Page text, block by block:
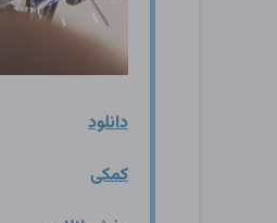
دانلود
کمکی